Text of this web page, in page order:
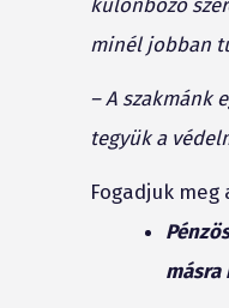
különböző
minél jobban
– A szakmánk
tegyük a
Fogadjuk
másra